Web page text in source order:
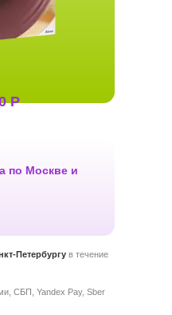
Р
по Москве и
Петербургу в течение
СБП, Yandex Pay, Sber